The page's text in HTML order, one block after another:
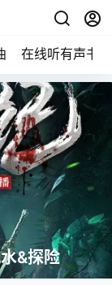
在线听有声书
&探险